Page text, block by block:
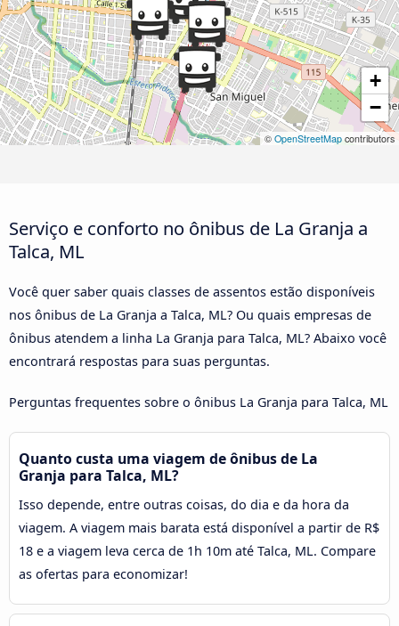
+
−
© OpenStreetMapcontributors
Serviço e conforto no ônibus de La Granja a
Talca, ML
Você quer saber quais classes de assentos estão disponíveis
nos ônibus de La Granja a Talca, ML? Ou quais empresas de
ônibus atendem a linha La Granja para Talca, ML? Abaixo você
encontrará respostas para suas perguntas.
Perguntas frequentes sobre o ônibus La Granja para Talca, ML
Quanto custa uma viagem de ônibus de La
Granja para Talca, ML?
Isso depende, entre outras coisas, do dia e da hora da
viagem. A viagem mais barata está disponível a partir de R$
18 e a viagem leva cerca de 1h 10m até Talca, ML. Compare
as ofertas para economizar!